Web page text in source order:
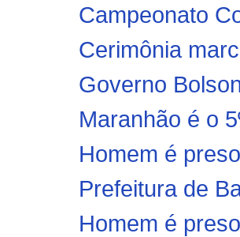
Campeonato
Cerimônia
Governo
Maranhão é o
Homem é
Prefeitura de
Homem é